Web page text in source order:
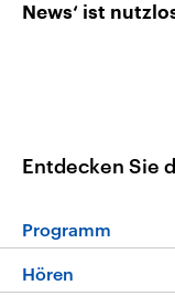
News‘ ist
Entdecken Sie
Programm
Programm
Hören